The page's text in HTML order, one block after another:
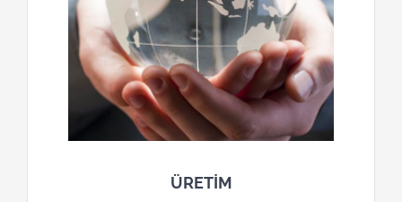
ÜRETİM